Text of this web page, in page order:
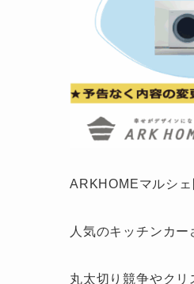
ARKHOMEマルシェ
人気のキッチンカー
丸太切り競争やクリ